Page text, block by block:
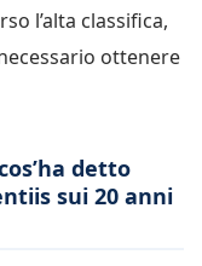
l’alta classifica,
ottenere
detto
sui 20 anni